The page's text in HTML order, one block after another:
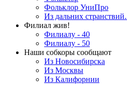
Фольклор УниПро
Из дальних
Филиал жив!
Филиалу - 40
Филиалу - 50
Наши собкоры сообщают
Из Новосибирска
Из Москвы
Из Калифорнии